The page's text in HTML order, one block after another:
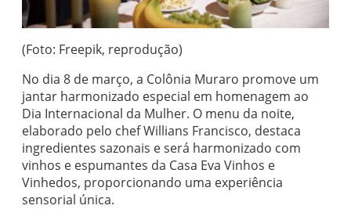
(Foto: Freepik, reprodução)
No dia 8 de março, a Colônia Muraro promove um
jantar harmonizado especial em homenagem ao
Dia Internacional da Mulher. O menu da noite,
elaborado pelo chef Willians Francisco, destaca
ingredientes sazonais e será harmonizado com
vinhos e espumantes da Casa Eva Vinhos e
Vinhedos, proporcionando uma experiência
sensorial única.